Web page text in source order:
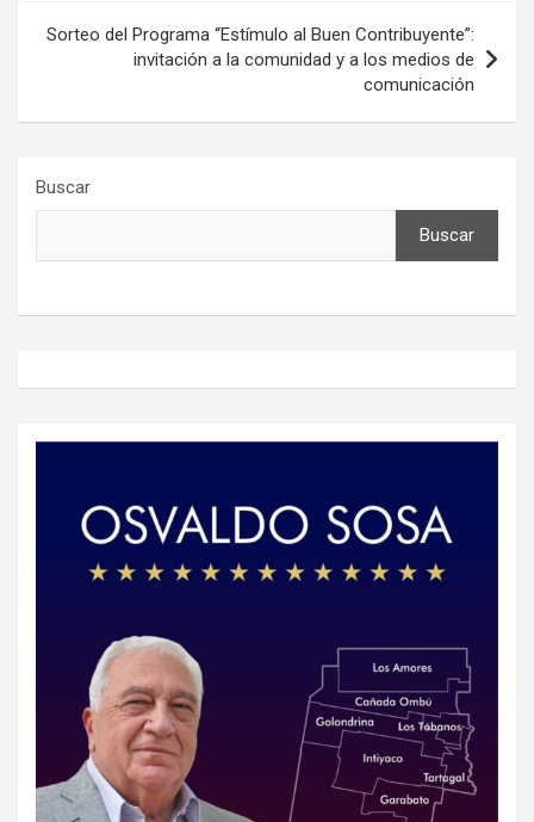
Sorteo del Programa “Estímulo al Buen Contribuyente”:
invitación a la comunidad y a los medios de
comunicación
Buscar
Buscar